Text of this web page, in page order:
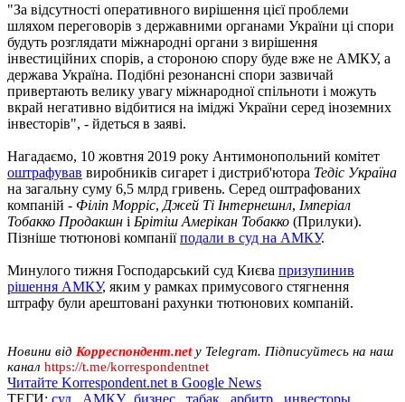
"За відсутності оперативного вирішення цієї проблеми
шляхом переговорів з державними органами України ці спори
будуть розглядати міжнародні органи з вирішення
інвестиційних спорів, а стороною спору буде вже не АМКУ, а
держава Україна. Подібні резонансні спори зазвичай
привертають велику увагу міжнародної спільноти і можуть
вкрай негативно відбитися на іміджі України серед іноземних
інвесторів", - йдеться в заяві.
Нагадаємо, 10 жовтня 2019 року Антимонопольний комітет
оштрафував виробників сигарет і дистриб'ютора Тедіс Україна
на загальну суму 6,5 млрд гривень. Серед оштрафованих
компаній - Філіп Морріс, Джей Ті Інтернешнл, Імперіал
Тобакко Продакшн і Брітіш Амерікан Тобакко (Прилуки).
Пізніше тютюнові компаніїподали в суд на АМКУ.
Минулого тижня Господарський суд Києва призупинив
рішення АМКУ, яким у рамках примусового стягнення
штрафу були арештовані рахунки тютюнових компаній.
Новини від Корреспондент.net у Telegram. Підписуйтесь на наш
канал https://t.me/korrespondentnet
Читайте Korrespondent.net в Google News
ТЕГИ: суд АМКУ, бизнес табак арбитр инвесторы